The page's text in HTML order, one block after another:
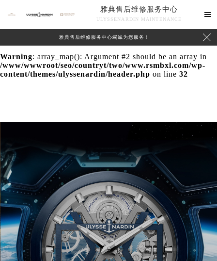
Warning: extract() expects parameter 1 to be array, null
/www/wwwroot/seo/countryt/two/www.rsmbxl.com/wp-
content/themes/ulyssenardin/header.php
Warning: array_map(): Argument #2 should be an array in
/www/wwwroot/seo/countryt/two/www.rsmbxl.com/wp-
content/themes/ulyssenardin/header.php on line 32
雅典售后维修服务中心
ULYSSENARDIN MAINTENANCE

雅典售后维修服务中心竭诚为您服务！ 